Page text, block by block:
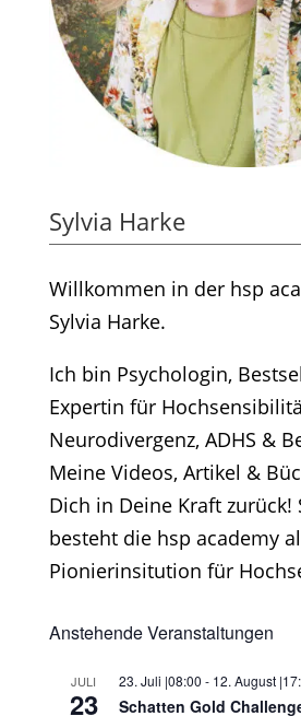
Sylvia Harke
Willkommen in der hsp
Sylvia Harke.
Ich bin Psychologin,
Expertin für
Neurodivergenz, ADHS &
Meine Videos, Artikel &
Dich in Deine Kraft zurück!
besteht die hsp academy
Pionierinsitution für
Anstehende Veranstaltungen
JULI
23
23. Juli |08:00 - 12. August
Schatten Gold